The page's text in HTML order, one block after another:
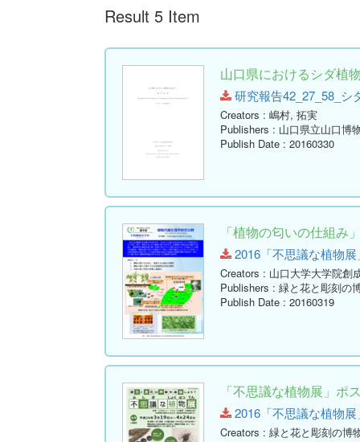
Result 5 Item
山口県におけるシダ植
研究報告42_27_58_シ
Creators : 嶋村, 拓実
Publishers : 山口県立山口博
Publish Date : 20160330
「植物の匂いの仕組み
2016「不思議な植物
Creators : 山口大学大学院
Publishers : 緑と花と彫刻の
Publish Date : 20160319
「不思議な植物展」ポ
2016「不思議な植物
Creators : 緑と花と彫刻の博